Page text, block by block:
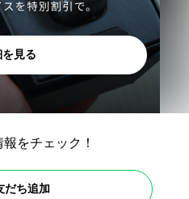
見る
をチェック！
だち追加